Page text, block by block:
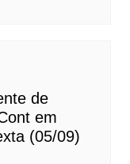
de
em
(05/09)